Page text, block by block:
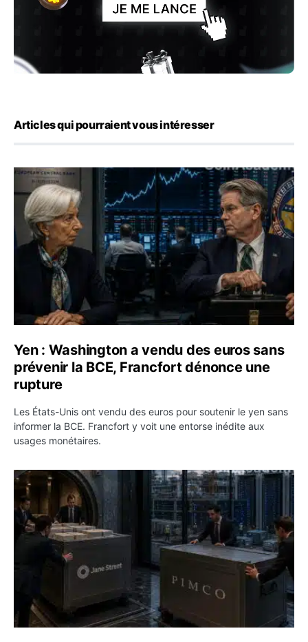
Articles qui pourraient vous intéresser
Yen : Washington a vendu des euros sans prévenir la
Yen : Washington a vendu des euros sans
prévenir la BCE, Francfort dénonce une
rupture
Les États-Unis ont vendu des euros pour soutenir le yen sans
informer la BCE. Francfort y voit une entorse inédite aux
usages monétaires.
Jane Street négocie le transfert de 11 milliards de